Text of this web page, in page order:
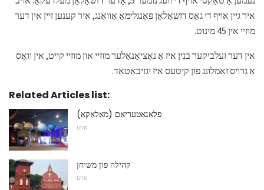
איר גיין אויף די גאַס דזשאַלאַן פּאַנגלימאַ אַוואַנג, איר קענען זיין אין דער
מוזיי אין 45 מינוט.
אין דער זעלביקער בנין איז אַ נאַציאָנאַלער מוזיי און מוזיי קייט, אין וואָס
אַ גרויס זאַמלונג פון קיטעס איז יגזיבאַטאַד.
Related Articles list:
פּלאַנאַטעריאַם (מאַלאַקאַ)
אזיע
קהילה פון משיחן
אזיע